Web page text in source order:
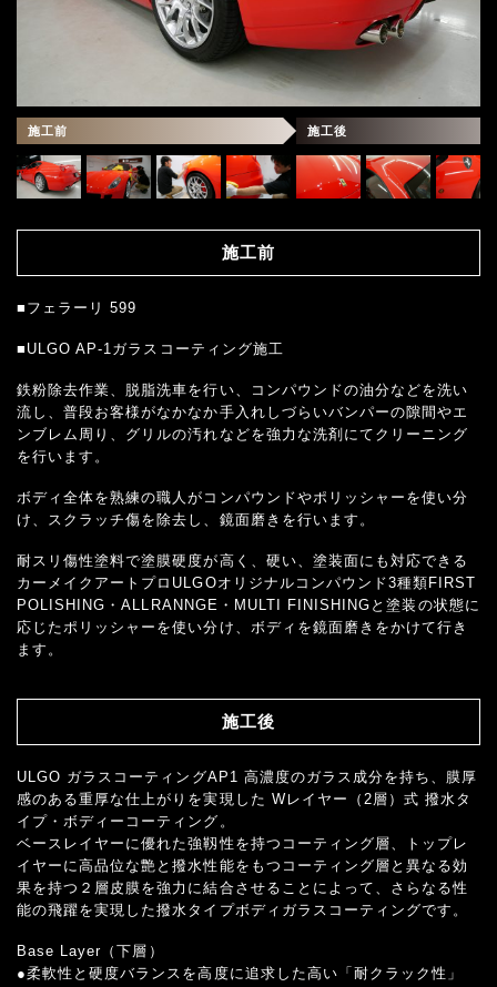
施工前 施工後
施工前
■フェラーリ 599
■ULGO AP-1ガラスコーティング施工
鉄粉除去作業、脱脂洗車を行い、コンパウンドの油分などを洗い
流し、普段お客様がなかなか手入れしづらいバンパーの隙間やエ
ンブレム周り、グリルの汚れなどを強力な洗剤にてクリーニング
を行います。
ボディ全体を熟練の職人がコンパウンドやポリッシャーを使い分
け、スクラッチ傷を除去し、鏡面磨きを行います。
耐スリ傷性塗料で塗膜硬度が高く、硬い、塗装面にも対応できる
カーメイクアートプロULGOオリジナルコンパウンド3種類FIRST
POLISHING・ALLRANNGE・MULTI FINISHINGと塗装の状態に
応じたポリッシャーを使い分け、ボディを鏡面磨きをかけて行き
ます。
施工後
ULGO ガラスコーティングAP1 高濃度のガラス成分を持ち、膜厚
感のある重厚な仕上がりを実現した Wレイヤー（2層）式 撥水タ
イプ・ボディーコーティング。
ベースレイヤーに優れた強靱性を持つコーティング層、トップレ
イヤーに高品位な艶と撥水性能をもつコーティング層と異なる効
果を持つ２層皮膜を強力に結合させることによって、さらなる性
能の飛躍を実現した撥水タイプボディガラスコーティングです。
Base Layer（下層）
●柔軟性と硬度バランスを高度に追求した高い「耐クラック性」